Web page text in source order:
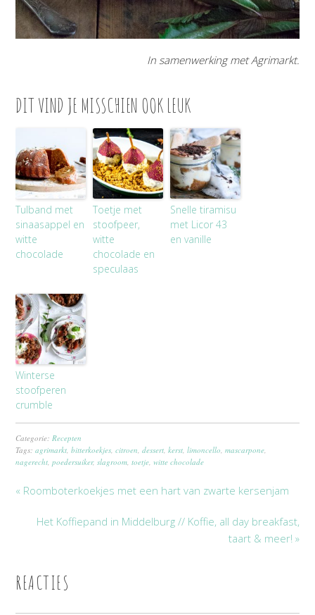
In samenwerking met Agrimarkt.
DIT VIND JE MISSCHIEN OOK LEUK
Tulband met
sinaasappel en
witte
chocolade
Toetje met
stoofpeer,
witte
chocolade en
speculaas
Snelle tiramisu
met Licor 43
en vanille
Winterse
stoofperen
crumble
Categorie:Recepten
Tags:agrimarkt,bitterkoekjes,citroen,dessert,kerst,limoncello,mascarpone,
nagerecht,poedersuiker,slagroom,toetje,witte chocolade
« Roomboterkoekjes met een hart van zwarte kersenjam
Het Koffiepand in Middelburg // Koffie, all day breakfast,
taart & meer! »
REACTIES